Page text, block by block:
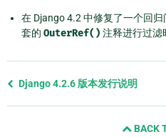
在 Django 4.2 中修复了一个回
套的 OuterRef() 注释进行过滤
Previous
Django 4.2.6 版本发行说明
BACK